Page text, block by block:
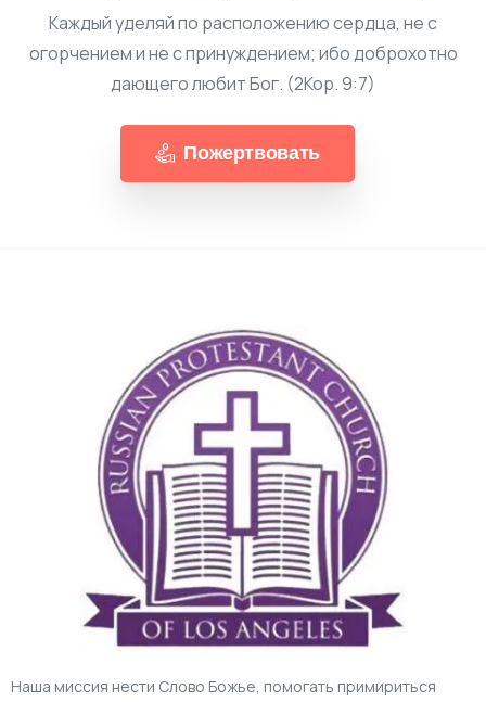
Каждый уделяй по расположению сердца, не с
огорчением и не с принуждением; ибо доброхотно
дающего любит Бог. (2Кор. 9:7)
Пожертвовать
Наша миссия нести Слово Божье, помогать примириться